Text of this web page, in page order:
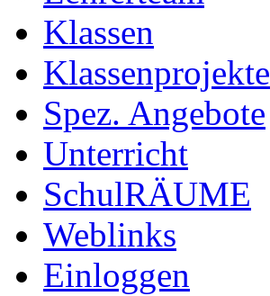
Klassen
Klassenprojekte
Spez. Angebote
Unterricht
SchulRÄUME
Weblinks
Einloggen